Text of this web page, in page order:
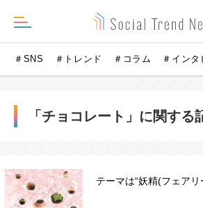
＃SNS ＃トレンド ＃コラム ＃インタ
「チョコレート」に関する
テーマは“妖精(フェア